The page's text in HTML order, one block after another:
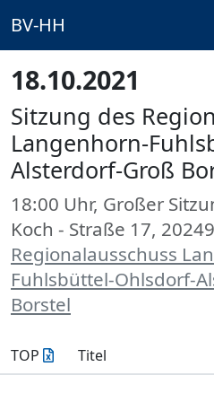
BV-HH
18.10.2021
Sitzung des
Langenhorn-
Alsterdorf-Groß
18:00 Uhr, Großer
Koch - Straße 17,
Regionalausschuss
Fuhlsbüttel-Ohlsdorf-
Borstel
TOP Titel